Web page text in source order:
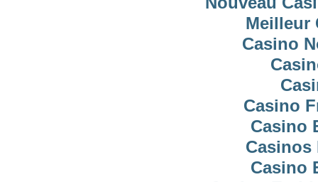
Meilleur
Casino
Casino
Casino
Casinos
Casino